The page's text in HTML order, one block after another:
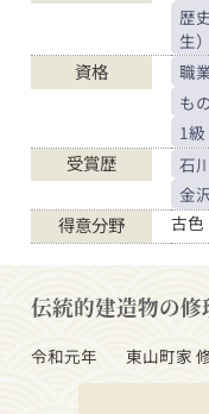
歴
生）
資格
職
も
1
受賞歴
石
金
得意分野 古色
伝統的建造物の修
令和元年
東山町家